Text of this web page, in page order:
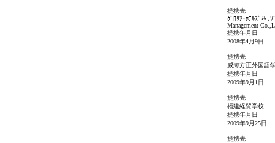
提携先
ｸﾞﾛﾘｱ･ﾎﾃﾙｽﾞ＆ﾘ
Management
提携年月日
2008年4月9日
提携先
威海方正外国語
提携年月日
2009年9月1日
提携先
福建経貿学校
提携年月日
2009年9月25日
提携先